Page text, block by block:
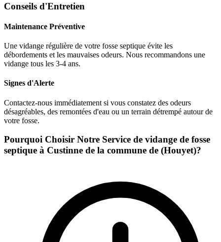
Conseils d'Entretien
Maintenance Préventive
Une vidange régulière de votre fosse septique évite les
débordements et les mauvaises odeurs. Nous recommandons une
vidange tous les 3-4 ans.
Signes d'Alerte
Contactez-nous immédiatement si vous constatez des odeurs
désagréables, des remontées d'eau ou un terrain détrempé autour de
votre fosse.
Pourquoi Choisir Notre Service de vidange de fosse
septique à Custinne de la commune de (Houyet)?